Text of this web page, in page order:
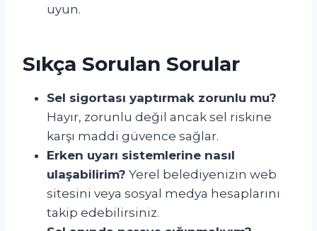
uyun.
Sıkça Sorulan Sorular
Sel sigortası yaptırmak zorunlu mu?
Hayır, zorunlu değil ancak sel riskine
karşı maddi güvence sağlar.
Erken uyarı sistemlerine nasıl
ulaşabilirim? Yerel belediyenizin web
sitesini veya sosyal medya hesaplarını
takip edebilirsiniz.